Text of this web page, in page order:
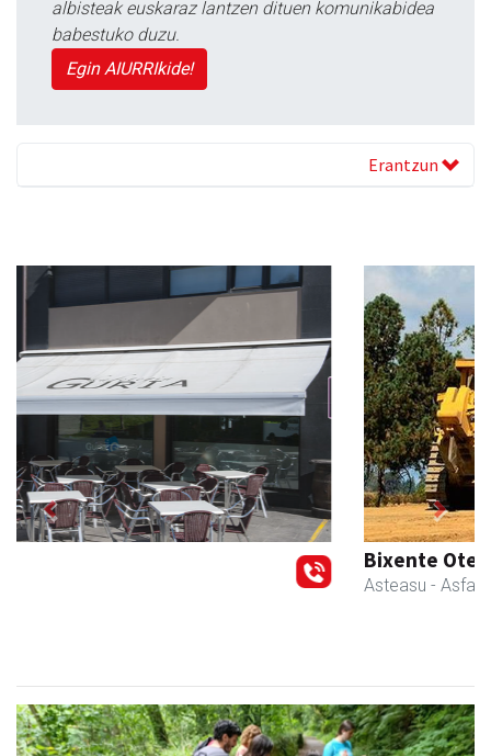
albisteak euskaraz lantzen dituen komunikabidea
babestuko duzu.
Egin AIURRIkide!
Erantzun
Previous Next